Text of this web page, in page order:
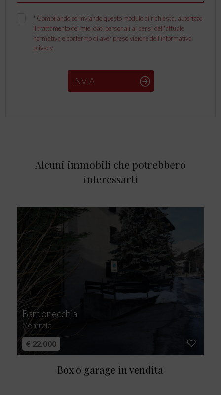
* Compilando ed inviando questo modulo di richiesta, autorizzo
il trattamento dei miei dati personali ai sensi dell'attuale
normativa e confermo di aver preso visione dell'informativa
privacy.
INVIA
Alcuni immobili che potrebbero
interessarti
Bardonecchia
Centrale
€ 22.000
Box o garage in vendita